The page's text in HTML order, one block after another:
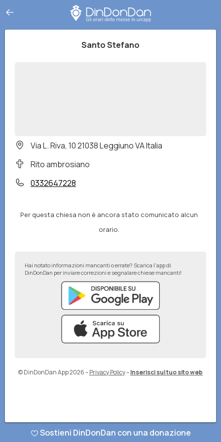
Santo Stefano
Via L. Riva, 10 21038 Leggiuno VA Italia
Rito ambrosiano
0332647228
Per questa chiesa non è ancora stato comunicato alcun
orario.
Hai notato informazioni mancanti o errate? Scarica l'app di
DinDonDan per inviare correzioni e segnalare chiese mancanti!
© DinDonDan App 2026–Privacy Policy–Inserisci sul tuo sito web
Sostieni DinDonDan con una donazione